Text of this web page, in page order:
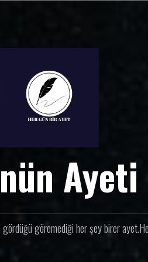
Ayeti
gördüğü göremediği her şey birer